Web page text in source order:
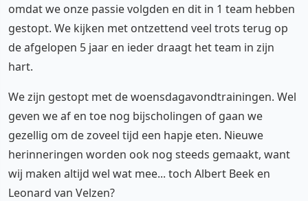
omdat we onze passie volgden en dit in 1 team hebben
gestopt. We kijken met ontzettend veel trots terug op
de afgelopen 5 jaar en ieder draagt het team in zijn
hart.
We zijn gestopt met de woensdagavondtrainingen. Wel
geven we af en toe nog bijscholingen of gaan we
gezellig om de zoveel tijd een hapje eten. Nieuwe
herinneringen worden ook nog steeds gemaakt, want
wij maken altijd wel wat mee... toch Albert Beek en
Leonard van Velzen?